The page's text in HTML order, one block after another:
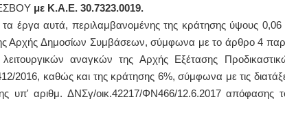
με Κ.Α.Ε. 30.7323.0019.
τα έργα αυτά, περιλαμβανομένης της κράτησης ύψους 0,06
Αρχής Δημοσίων Συμβάσεων, σύμφωνα με το άρθρο 4
αναγκών της Αρχής Εξέτασης
καθώς και της κράτησης 6%, σύμφωνα με τις
υπ' αριθμ. ΔΝΣγ/οικ.42217/ΦΝ466/12.6.2017 απόφασης